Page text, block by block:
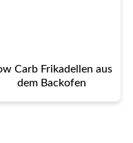
Carb Frikadellen aus
dem Backofen